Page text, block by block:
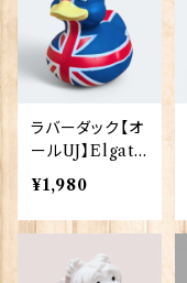
ラバーダック【オ
ールUJ】Elgate
Products 903
86
¥1,980